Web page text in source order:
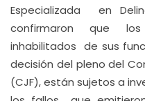
Especializada en
confirmaron que
inhabilitados de sus
decisión del pleno del
(CJF), están sujetos a